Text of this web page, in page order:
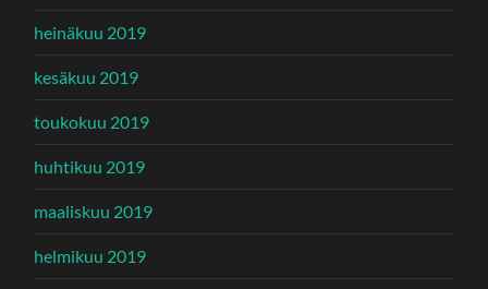
heinäkuu 2019
kesäkuu 2019
toukokuu 2019
huhtikuu 2019
maaliskuu 2019
helmikuu 2019